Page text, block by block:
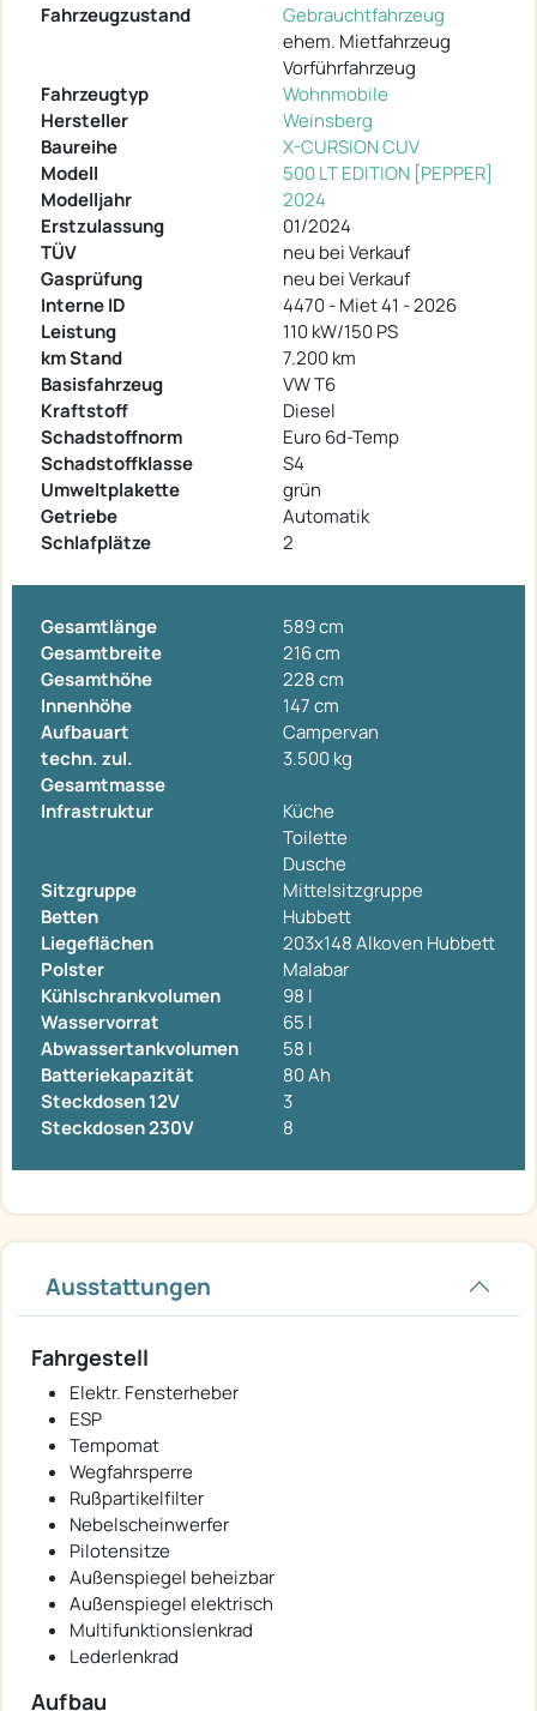
Fahrzeugzustand
Gebrauchtfahrzeug
ehem. Mietfahrzeug
Vorführfahrzeug
Fahrzeugtyp
Wohnmobile
Hersteller
Weinsberg
Baureihe
X-CURSION CUV
Modell
500 LT EDITION [PEPPER]
Modelljahr
2024
Erstzulassung
01/2024
TÜV
neu bei Verkauf
Gasprüfung
neu bei Verkauf
Interne ID
4470 - Miet 41 - 2026
Leistung
110 kW/150 PS
km Stand
7.200 km
Basisfahrzeug
VW T6
Kraftstoff
Diesel
Schadstoffnorm
Euro 6d-Temp
Schadstoffklasse
S4
Umweltplakette
grün
Getriebe
Automatik
Schlafplätze
2
Gesamtlänge
589 cm
Gesamtbreite
216 cm
Gesamthöhe
228 cm
Innenhöhe
147 cm
Aufbauart
Campervan
techn. zul.
Gesamtmasse
3.500 kg
Infrastruktur
Küche
Toilette
Dusche
Sitzgruppe
Mittelsitzgruppe
Betten
Hubbett
Liegeflächen
203x148 Alkoven Hubbett
Polster
Malabar
Kühlschrankvolumen
98 l
Wasservorrat
65 l
Abwassertankvolumen
58 l
Batteriekapazität
80 Ah
Steckdosen 12V
3
Steckdosen 230V
8
Ausstattungen
Fahrgestell
Elektr. Fensterheber
ESP
Tempomat
Wegfahrsperre
Rußpartikelfilter
Nebelscheinwerfer
Pilotensitze
Außenspiegel beheizbar
Außenspiegel elektrisch
Multifunktionslenkrad
Lederlenkrad
Aufbau